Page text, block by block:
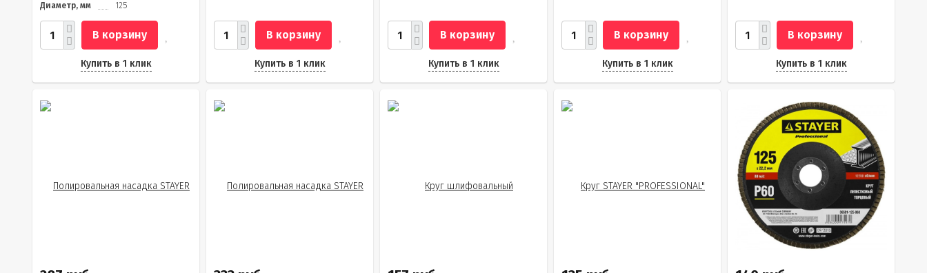
Диаметр, мм
125
В корзину
Купить в 1 клик
В корзину
Купить в 1 клик
В корзину
Купить в 1 клик
В корзину
Купить в 1 клик
В корзину
Купить в 1 клик